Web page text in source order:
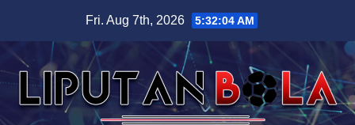
content
Fri. Aug 7th, 2026 5:32:04 AM